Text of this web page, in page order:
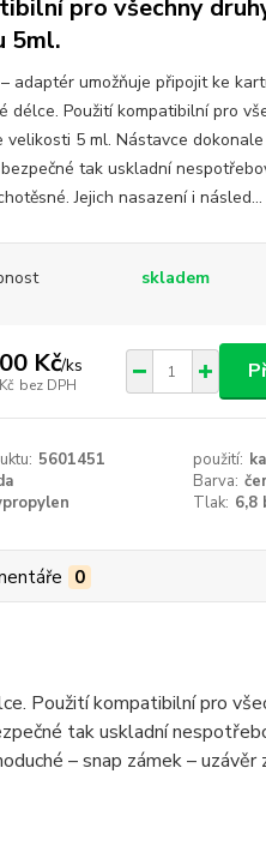
pro všechny
5ml.
adaptér umožňuje připojit ke
délce. Použití kompatibilní pro
velikosti 5 ml. Nástavce
tak uskladní
Jejich nasazení i násled...
skladem
Kč/ks
bez DPH
5601451 použití:
Barva:
Tlak: 6,8
0
Použití kompatibilní pro
tak uskladní
– snap zámek –